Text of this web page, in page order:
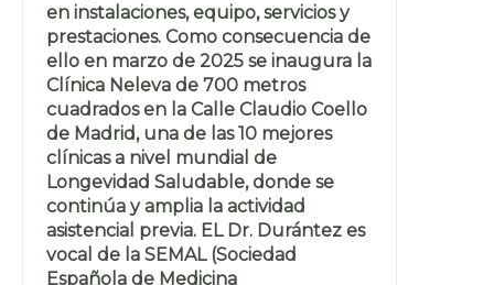
en instalaciones, equipo, servicios y
prestaciones. Como consecuencia de
ello en marzo de 2025 se inaugura la
Clínica Neleva de 700 metros
cuadrados en la Calle Claudio Coello
de Madrid, una de las 10 mejores
clínicas a nivel mundial de
Longevidad Saludable, donde se
continúa y amplia la actividad
asistencial previa. EL Dr. Durántez es
vocal de la SEMAL (Sociedad
Española de Medicina